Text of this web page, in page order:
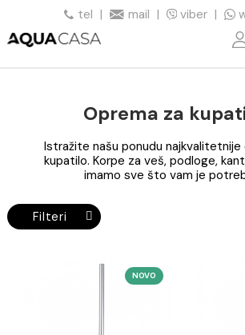
tel | mail | viber |
Oprema za
Istražite našu ponudu
kupatilo. Korpe za veš, podloge,